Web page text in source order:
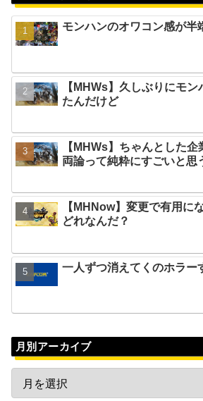
モンハンのオワコン感が半
【MHWs】久しぶりにモ
たんだけど
【MHWs】ちゃんとした
両論って純粋にすごいと思
【MHNow】変更で有用に
どれなんだ？
一人ずつ消えてくのホラー
月別アーカイブ